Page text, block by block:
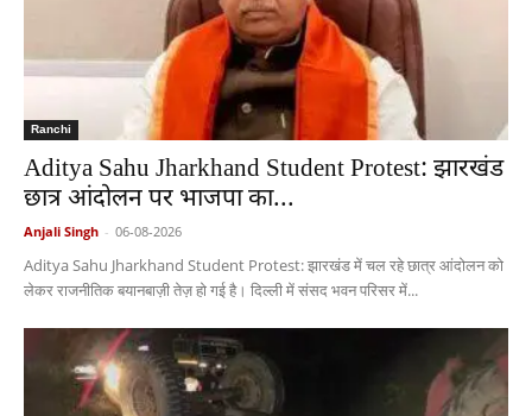
Ranchi
Aditya Sahu Jharkhand Student Protest: झारखंड
छात्र आंदोलन पर भाजपा का...
Anjali Singh - 06-08-2026
Aditya Sahu Jharkhand Student Protest: झारखंड में चल रहे छात्र आंदोलन को
लेकर राजनीतिक बयानबाज़ी तेज़ हो गई है। दिल्ली में संसद भवन परिसर में...